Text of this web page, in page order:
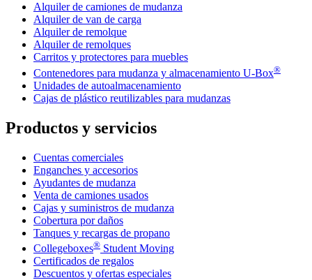
Alquiler de camiones de mudanza
Alquiler de van de carga
Alquiler de remolque
Alquiler de remolques
Carritos y protectores para muebles
Contenedores para mudanza y almacenamiento U-Box®
Unidades de autoalmacenamiento
Cajas de plástico reutilizables para mudanzas
Productos y servicios
Cuentas comerciales
Enganches y accesorios
Ayudantes de mudanza
Venta de camiones usados
Cajas y suministros de mudanza
Cobertura por daños
Tanques y recargas de propano
Collegeboxes® Student Moving
Certificados de regalos
Descuentos y ofertas especiales